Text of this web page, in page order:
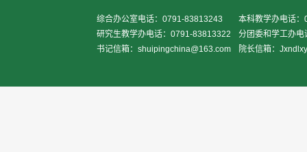
综合办公室电话：0791-83813243
本科教学办电话
研究生教学办电话：0791-83813322
分团委和学工办
书记信箱：shuipingchina@163.com
院长信箱：